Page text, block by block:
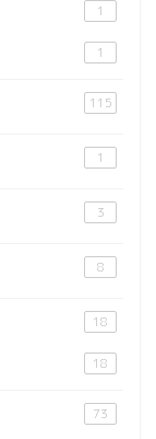
1
1
115
1
3
8
18
18
73